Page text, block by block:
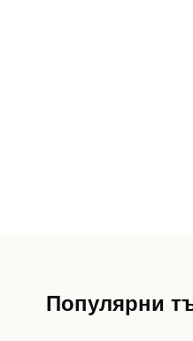
Популярни